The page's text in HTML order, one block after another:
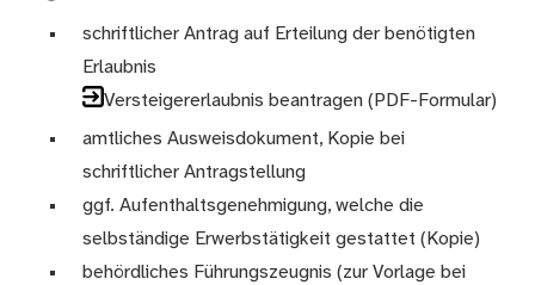
schriftlicher Antrag auf Erteilung der benötigten
Erlaubnis
Versteigererlaubnis beantragen (PDF-Formular)
amtliches Ausweisdokument, Kopie bei
schriftlicher Antragstellung
ggf. Aufenthaltsgenehmigung, welche die
selbständige Erwerbstätigkeit gestattet (Kopie)
behördliches Führungszeugnis (zur Vorlage bei